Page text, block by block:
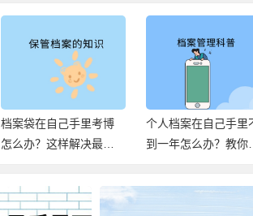
档案袋在自己手里考博
怎么办？这样解决最
个人档案在自己手里
到一年怎么办？教你